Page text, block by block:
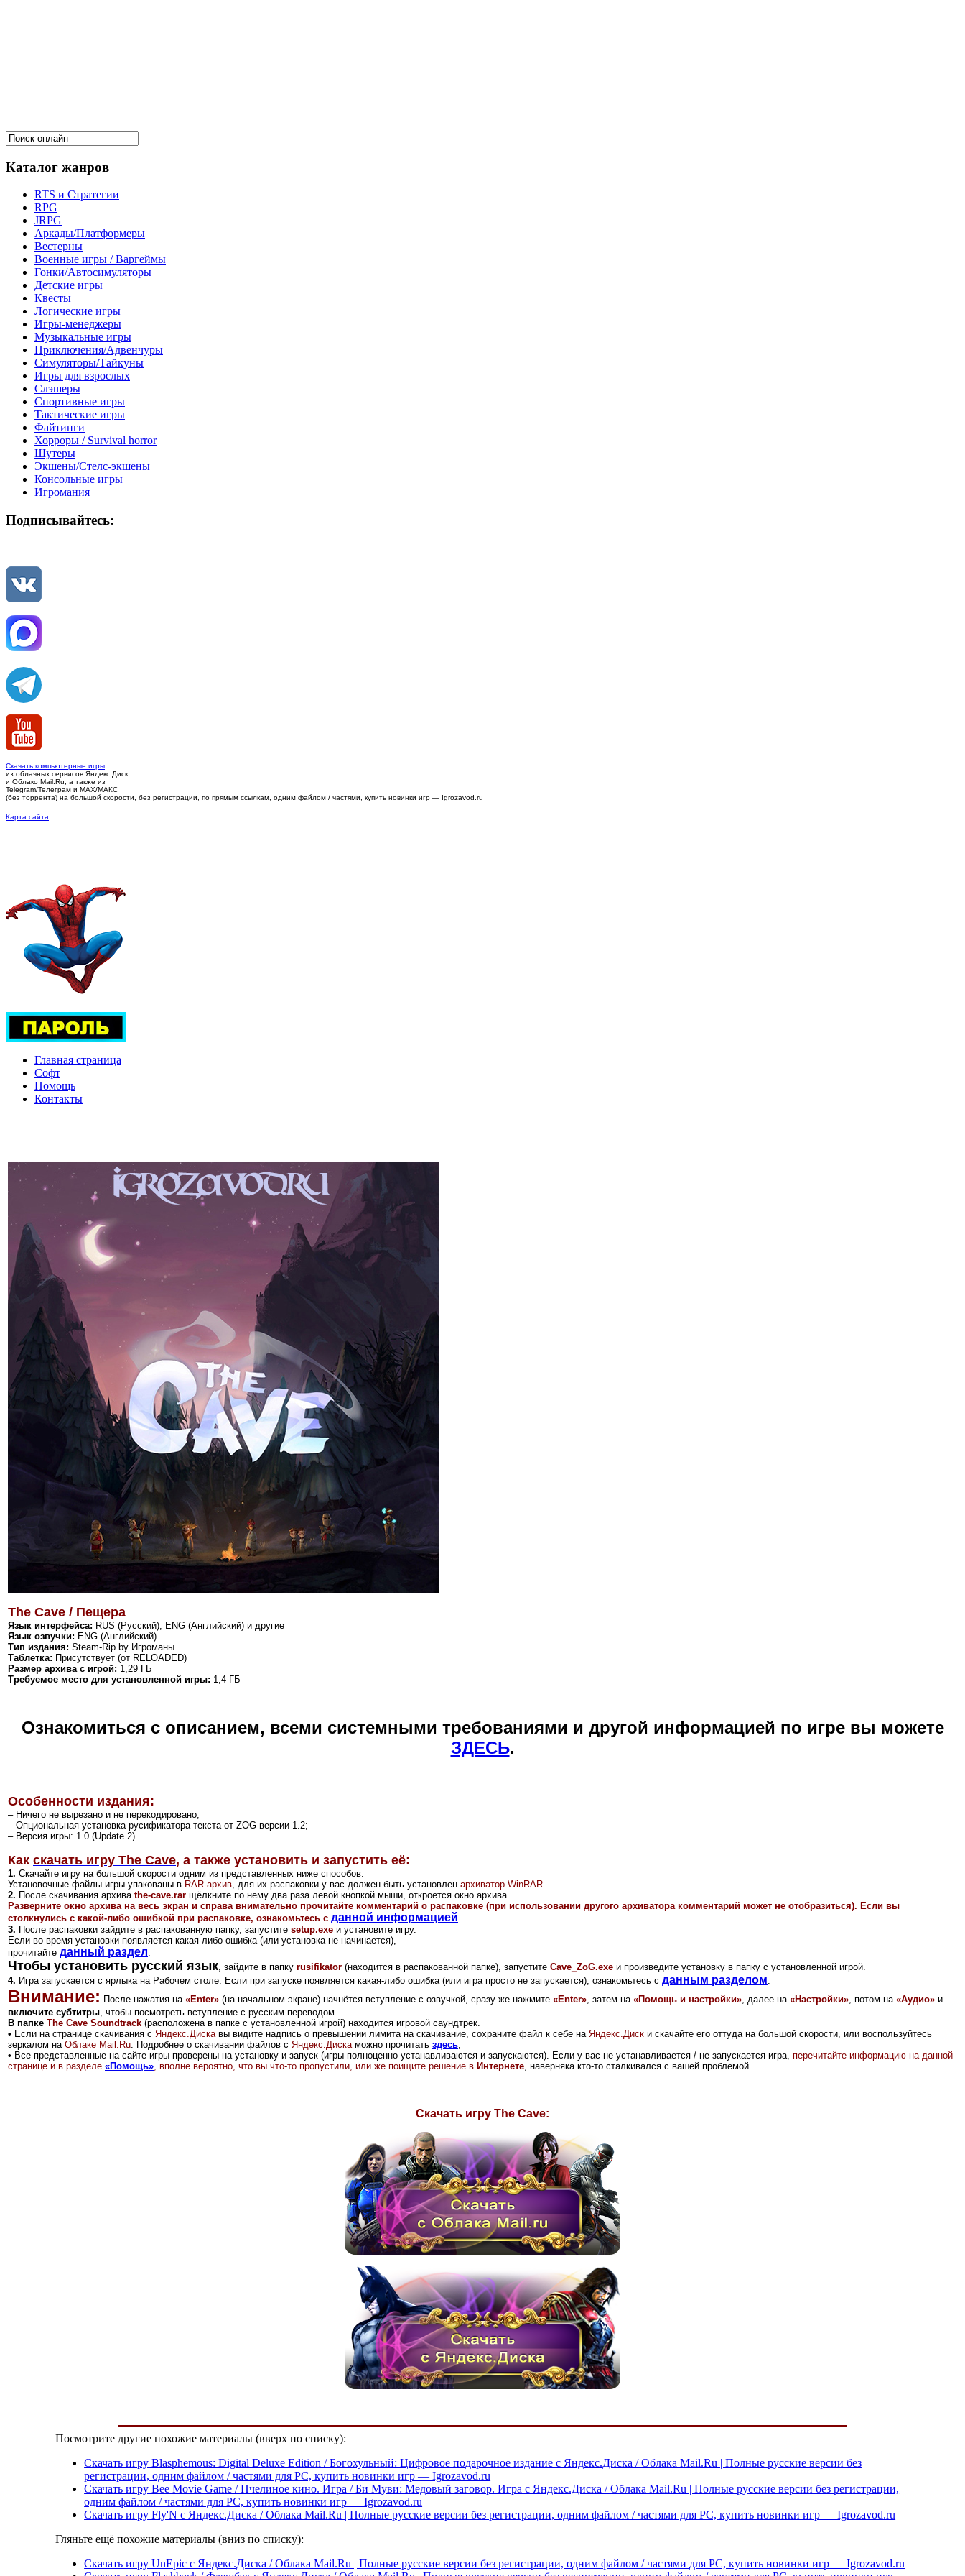
Каталог жанров
RTS и Стратегии
RPG
JRPG
Аркады/Платформеры
Вестерны
Военные игры / Варгеймы
Гонки/Автосимуляторы
Детские игры
Квесты
Логические игры
Игры-менеджеры
Музыкальные игры
Приключения/Адвенчуры
Симуляторы/Тайкуны
Игры для взрослых
Слэшеры
Спортивные игры
Тактические игры
Файтинги
Хорроры / Survival horror
Шутеры
Экшены/Стелс-экшены
Консольные игры
Игромания
Подписывайтесь:
Скачать компьютерные игры
из облачных сервисов Яндекс.Диск
и Облако Mail.Ru, а также из
Telegram/Телеграм и MAX/МАКС
(без торрента) на большой скорости, без регистрации, по прямым ссылкам, одним файлом / частями, купить новинки игр — Igrozavod.ru
Карта сайта
Главная страница
Софт
Помощь
Контакты
The Cave / Пещера
Язык интерфейса: RUS (Русский), ENG (Английский) и другие
Язык озвучки: ENG (Английский)
Тип издания: Steam-Rip by Игроманы
Таблетка: Присутствует (от RELOADED)
Размер архива с игрой: 1,29 ГБ
Требуемое место для установленной игры: 1,4 ГБ
Ознакомиться с описанием, всеми системными требованиями и другой информацией по игре вы можете
ЗДЕСЬ.
Особенности издания:
– Ничего не вырезано и не перекодировано;
–Опциональная установка русификатора текста от ZOG версии 1.2;
– Версия игры: 1.0 (Update 2).
Как скачать игру The Cave, а также установить и запустить её:
1. Скачайте игру на большой скорости одним из представленных ниже способов.
Установочные файлы игры упакованы в RAR-архив , для их распаковки у вас должен быть установлен архиватор WinRAR
2. После скачивания архива the-cave.rar щёлкните по нему два раза левой кнопкой мыши, откроется окно архива.
Разверните окно архива на весь экран и справа внимательно прочитайте комментарий о распаковке (при использовании другого архиватора комментарий может не отобразиться). Если вы
столкнулись с какой-либо ошибкой при распаковке, ознакомьтесь с данной информацией
3. После распаковки зайдите в распакованную папку, запустите setup.exe и установите игру.
Если во время установки появляется какая-либо ошибка (или установка не начинается),
прочитайте данный раздел
Чтобы установить русский язык , зайдите в папку rusifikator (находится в распакованной папке), запустите Cave_ZoG.exe и произведите установку в папку с установленной игрой.
4. Игра запускается с ярлыка на Рабочем столе. Если при запуске появляется какая-либо ошибка (или игра просто не запускается), ознакомьтесь с данным разделом
Внимание: После нажатия на «Enter» (на начальном экране) начнётся вступление с озвучкой, сразу же нажмите «Enter» , затем на «Помощь и настройки» , далее на «Настройки» , потом на «Аудио» и
включите субтитры , чтобы посмотреть вступление с русским переводом.
В папке The Cave Soundtrack (расположена в папке с установленной игрой) находится игровой саундтрек.
• Если на странице скачивания с Яндекс.Диска вы видите надпись о превышении лимита на скачивание, сохраните файл к себе на Яндекс.Диск и скачайте его оттуда на большой скорости, или воспользуйтесь
зеркалом на Облаке Mail.Ru Подробнее о скачивании файлов с Яндекс.Диска можно прочитать здесь;
• Все представленные на сайте игры проверены на установку и запуск (игры полноценно устанавливаются и запускаются). Если у вас не устанавливается / не запускается игра, перечитайте информацию на данной
странице и в разделе «Помощь» , вполне вероятно, что вы что-то пропустили, или же поищите решение в Интернете , наверняка кто-то сталкивался с вашей проблемой.
Скачать игру The Cave:
Посмотрите другие похожие материалы (вверх по списку):
Скачать игру Blasphemous: Digital Deluxe Edition / Богохульный: Цифровое подарочное издание с Яндекс.Диска / Облака Mail.Ru | Полные русские версии без
регистрации, одним файлом / частями для PC, купить новинки игр — Igrozavod.ru
Скачать игру Bee Movie Game / Пчелиное кино. Игра / Би Муви: Медовый заговор. Игра с Яндекс.Диска / Облака Mail.Ru | Полные русские версии без регистрации,
одним файлом / частями для PC, купить новинки игр — Igrozavod.ru
Скачать игру Fly'N с Яндекс.Диска / Облака Mail.Ru | Полные русские версии без регистрации, одним файлом / частями для PC, купить новинки игр — Igrozavod.ru
Гляньте ещё похожие материалы (вниз по списку):
Скачать игру UnEpic с Яндекс.Диска / Облака Mail.Ru | Полные русские версии без регистрации, одним файлом / частями для PC, купить новинки игр — Igrozavod.ru